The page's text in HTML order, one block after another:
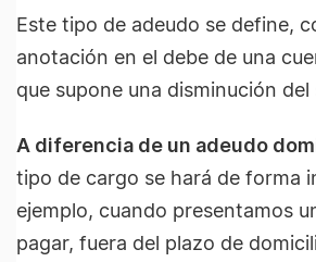
Este tipo de adeudo se define,
anotación en el debe de una
que supone una disminución
A diferencia de un adeudo
tipo de cargo se hará de forma
ejemplo, cuando presentamos
pagar, fuera del plazo de